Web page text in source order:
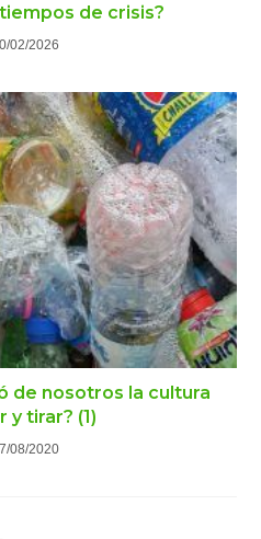
de crisis?
02/2026
de nosotros la cultura
y tirar? (1)
08/2020